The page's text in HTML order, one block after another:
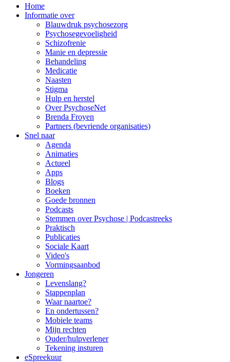
Main
Navigation
Home
Informatie over
Blauwdruk psychosezorg
Psychosegevoeligheid
Schizofrenie
Manie en depressie
Behandeling
Medicatie
Naasten
Stigma
Hulp en herstel
Over PsychoseNet
Brenda Froyen
Partners (bevriende organisaties)
Snel naar
Agenda
Animaties
Actueel
Apps
Blogs
Boeken
Goede bronnen
Podcasts
Stemmen over Psychose | Podcastreeks
Praktisch
Publicaties
Sociale Kaart
Video's
Vormingsaanbod
Jongeren
Levenslang?
Stappenplan
Waar naartoe?
En ondertussen?
Mobiele teams
Mijn rechten
Ouder/hulpverlener
Tekening insturen
eSpreekuur